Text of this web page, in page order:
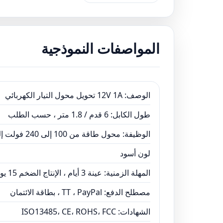
المواصفات النموذجية
الوصف: 12V 1A تحويل محول التيار الكهربائي
طول الكابل: 6 قدم / 1.8 متر ، حسب الطلب
الوظيفة: محول طاقة من 100 إلى 240 فولت إلى 12 فولت تيار مستمر
لون أسود
المهلة الزمنية: عينة 3 أيام ، الإنتاج الضخم 15 يومًا
مصطلح الدفع: TT ، PayPal ، بطاقة الائتمان
الشهادات: ISO13485، CE، ROHS، FCC